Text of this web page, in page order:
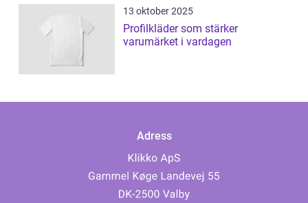
13 oktober 2025
Profilkläder som stärker
varumärket i vardagen
Adress